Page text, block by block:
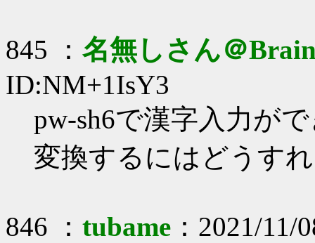
845 ： 名無しさん＠
ID:NM+1IsY3
pw-sh6で漢字入力が
変換するにはどうす
846 ： tubame ：2021/